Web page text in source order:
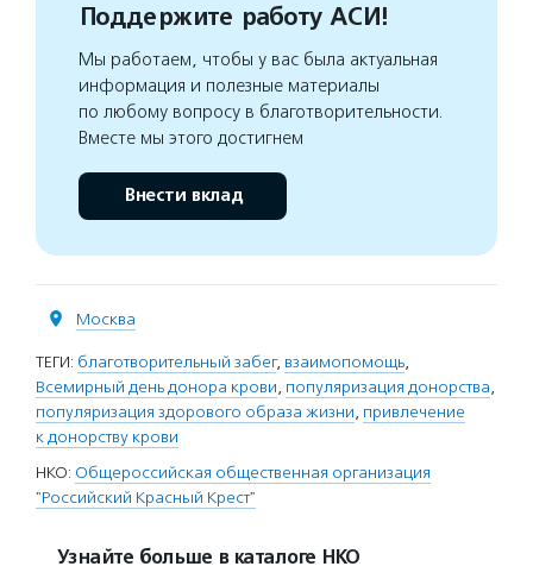
Поддержите работу АСИ!
Мы работаем, чтобы у вас была актуальная
информация и полезные материалы
по любому вопросу в благотворительности.
Вместе мы этого достигнем
Внести вклад
Москва
ТЕГИ: благотворительный забег, взаимопомощь,
Всемирный день донора крови, популяризация донорства,
популяризация здорового образа жизни, привлечение
к донорству крови
НКО: Общероссийская общественная организация
"Российский Красный Крест"
Узнайте больше в каталоге НКО